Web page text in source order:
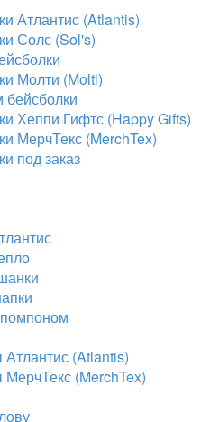
Атлантис (Atlantis)
Солс (Sol's)
Молти (Molti)
Хеппи Гифтс (Happy Gifts)
МерчТекс (MerchTex)
под заказ
(Atlantis)
(MerchTex)